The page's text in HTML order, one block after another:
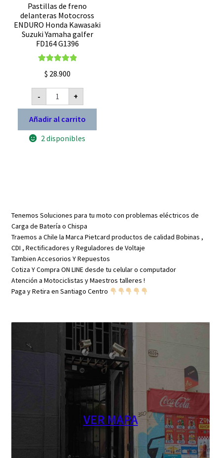
Pastillas de freno
delanteras Motocross
ENDURO Honda Kawasaki
Suzuki Yamaha galfer
FD164 G1396
5.00
$ 28.900
-
Pastillas
freno
delanteras
Motocross
ENDURO
Honda
+
Añadir al carrito
2 disponibles
Tenemos Soluciones para tu moto con problemas eléctricos de
Carga de Batería o Chispa
Traemos a Chile la Marca Pietcard productos de calidad Bobinas ,
CDI , Rectificadores y Reguladores de Voltaje
Tambien Accesorios Y Repuestos
Cotiza Y Compra ON LINE desde tu celular o computador
Atención a Motociclistas y Maestros talleres !
Paga y Retira en Santiago Centro
VER MAPA